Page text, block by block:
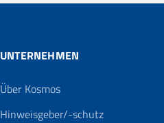
UNTERNEHMEN
Über Kosmos
Hinweisgeber/-schutz